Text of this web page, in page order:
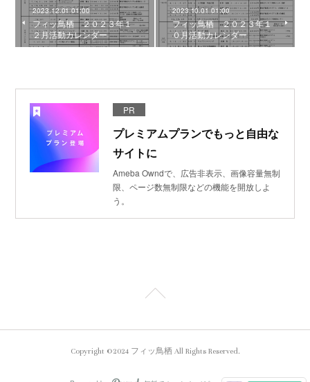
2023.12.01 01:00
フィッ鳥栖 ２０２３年１
２月活動カレンダー
2023.10.01 01:00
フィッ鳥栖 ２０２３年１
０月活動カレンダー
PR
プレミアムプランでもっと自由な
サイトに
Ameba Owndで、広告非表示、画像容量無制
限、ページ数無制限などの機能を開放しよ
う。
Copyright ©2024 フィッ鳥栖 All Rights Reserved.